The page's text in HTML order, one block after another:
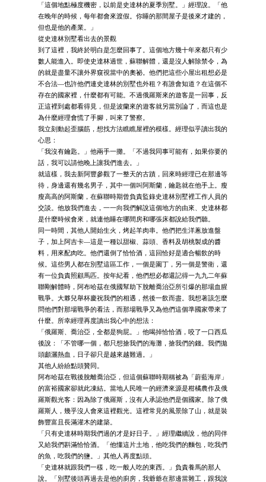
「這個地點極度機密，以前是史達林的夏季別墅。」經理說。「他
在晚年的時候，每年都會來渡假。你睡的那間屋子是後來才建的，
但也是他的產業。」
從史達林別墅看出去的景觀
到了這裡，我終於明白是怎麼回事了。這個地方幾十年來都只有少
數人能進入。即使史達林過世，蘇聯解體，還是沒人解除禁令，為
的就是盡量不讓外界窺視當中的奧祕。他們把這些小屋出租想必是
不合法—也許他們連史達林的別墅也外租？有誰會知道？在這個不
存在的國家裡，什麼都有可能。不過俄羅斯來的遊客是一回事，反
正這裡到處都看得見，但是波蘭來的遊客就另當別論了，而這也是
為什麼經理會慌了手腳，叫來了警察。
我立刻動起歪腦筋，想找方法瞧瞧屋裡的模樣。經理似乎讀出我的
心思：
「我沒有鑰匙。」他兩手一攤。「不過我同事可能有，如果你要的
話，我可以請他晚上讓我們進去。」
就這樣，我去新阿豐參觀了一整天的古蹟，回來時經理已在那邊等
待，身邊還有幾名男子，其中一個叫阿斯蘭，鑰匙就在他手上。瘦
瘦高高的阿斯蘭，在蘇聯時期曾負責監錄史達林別墅裡工作人員的
交談。他放我們進去，一一向我們解說這個地方的由來、史達林都
是什麼時候會來，就連他睡在哪間房和哪張床都說給我們聽。
同一時間，其他人開始生火，烤起羊肉串。他們把生洋蔥放進盤
子，加上阿吉卡—這是一種以甜椒、蒜頭、香料及胡桃製成的醬
料，用來配肉吃。他們還倒了恰恰酒，這回恰好是適合暢飲的時
候。這些男人都在別墅這區工作，一個是園丁，另一個是警衛，還
有一位負責照顧馬匹。按年紀看，他們想必都還記得一九九二年蘇
聯剛解體時，阿布哈茲在俄國幫助下脫離喬治亞所引爆的那場血腥
戰爭。大夥兒舉杯慶祝我們的相遇，然後一飲而盡。我想著該怎麼
問他們對那場戰爭的看法，而那場戰爭又為他們這個準國家帶來了
什麼。所幸經理再度讀出我心中的想法：
「俄羅斯、喬治亞，全都是狗屁。」他喝掉恰恰酒，咬了一口西瓜
後說：「不管哪一個，都只想搶我們的海灘，搶我們的錢。我們拋
頭顱灑熱血，日子卻只是越來越難過。」
其他人紛紛點頭贊同。
阿布哈茲在戰後脫離喬治亞，但這個蘇聯時期稱被為「蔚藍海岸」
的富裕國家卻就此凍結。當地人民唯一的經濟來源是柑橘農作及俄
羅斯觀光客：因為除了俄羅斯，沒有人承認他們是個國家。除了俄
羅斯人，幾乎沒人會來這裡觀光。這裡常見的風景除了山，就是裝
飾豐富且長滿灌木的建築。
「只有史達林時期我們過的才是好日子。」經理繼續說，他的同伴
又給我們斟滿恰恰酒。「他懂這片土地，他吃我們的麵包，吃我們
的魚，吃我們的鹽。」其他人再度點頭。
「史達林就跟我們一樣，吃一般人吃的東西。」負責養馬的那人
說。「別墅後頭再過去是他的廚房，我爺爺在那邊當雜工，跟我說